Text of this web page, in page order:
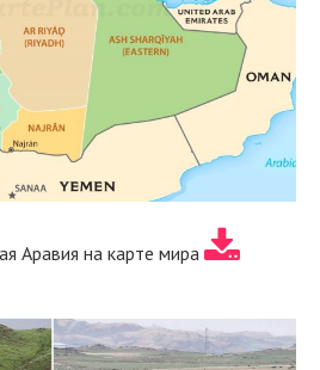
Аравия на карте мира